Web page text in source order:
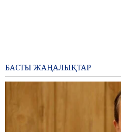
БАСТЫ ЖАҢАЛЫҚТАР